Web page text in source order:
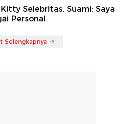
Selebritas, Suami: Saya
Personal
Selengkapnya